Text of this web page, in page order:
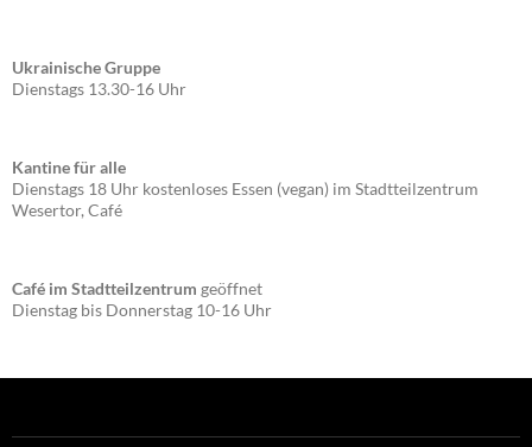
Ukrainische Gruppe
Dienstags 13.30-16 Uhr
Kantine für alle
Dienstags 18 Uhr kostenloses Essen (vegan) im Stadtteilzentrum
Wesertor, Café
Café im Stadtteilzentrum geöffnet
Dienstag bis Donnerstag 10-16 Uhr